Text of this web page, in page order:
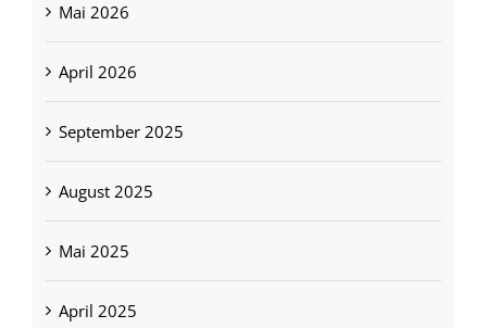
Mai 2026
April 2026
September 2025
August 2025
Mai 2025
April 2025